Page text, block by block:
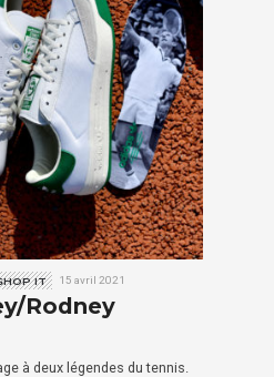
IT 15 avril 2021
Rodney
à deux légendes du tennis.